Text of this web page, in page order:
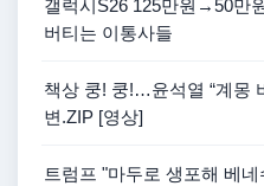
갤럭시S26 125만원→50만
버티는 이통사들
책상 쿵! 쿵!…윤석열 “계몽
변.ZIP [영상]
트럼프 "마두로 생포해 베